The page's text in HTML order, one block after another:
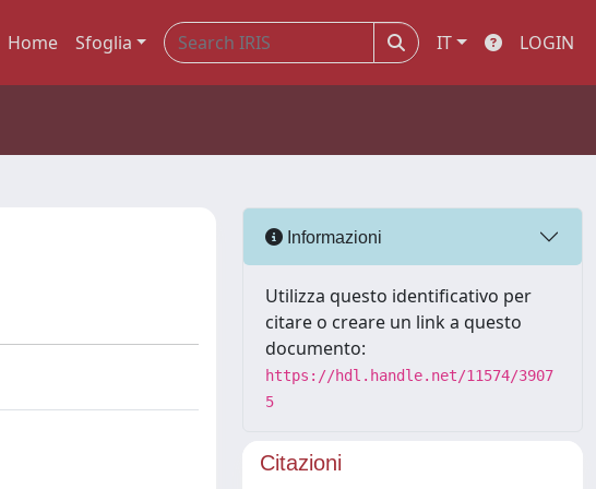
Home Sfoglia IT LOGIN
Informazioni
Utilizza questo identificativo per
citare o creare un link a questo
documento:
https://hdl.handle.net/11574/3907
5
Citazioni